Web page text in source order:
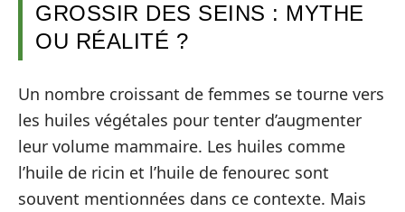
GROSSIR DES SEINS : MYTHE
OU RÉALITÉ ?
Un nombre croissant de femmes se tourne vers
les huiles végétales pour tenter d’augmenter
leur volume mammaire. Les huiles comme
l’huile de ricin et l’huile de fenourec sont
souvent mentionnées dans ce contexte. Mais